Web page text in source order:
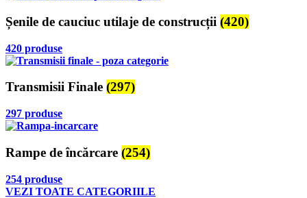
Șenile de cauciuc utilaje de construcții (420)
420 produse
Transmisii Finale (297)
297 produse
Rampe de încărcare (254)
254 produse
VEZI TOATE CATEGORIILE